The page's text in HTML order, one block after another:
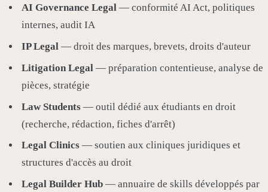
AI Governance Legal — conformité AI Act, politiques
internes, audit IA
IP Legal — droit des marques, brevets, droits d'auteur
Litigation Legal — préparation contentieuse, analyse de
pièces, stratégie
Law Students — outil dédié aux étudiants en droit
(recherche, rédaction, fiches d'arrêt)
Legal Clinics — soutien aux cliniques juridiques et
structures d'accès au droit
Legal Builder Hub — annuaire de skills développés par